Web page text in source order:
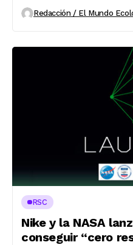
Redacción / El Mundo
RSC
Nike y la NASA
conseguir “cero